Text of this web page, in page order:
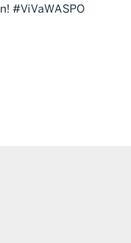
#ViVaWASPO